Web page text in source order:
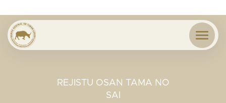
REJISTU OSAN TAMA NO
SAI